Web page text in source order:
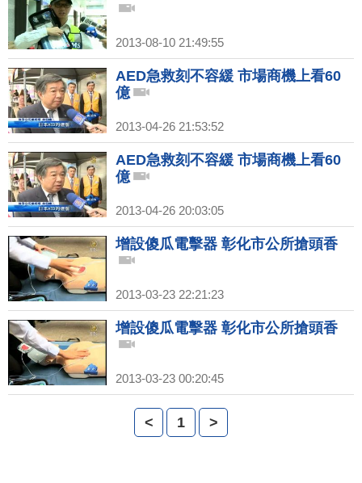
2013-08-10 21:49:55
AED急救刻不容緩 市場商機上看60
億
2013-04-26 21:53:52
AED急救刻不容緩 市場商機上看60
億
2013-04-26 20:03:05
增設傻瓜電擊器 彰化市公所搶頭香
2013-03-23 22:21:23
增設傻瓜電擊器 彰化市公所搶頭香
2013-03-23 00:20:45
< 1 >